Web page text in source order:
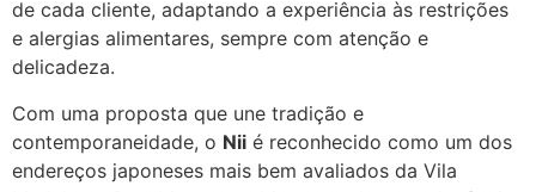
de cada cliente, adaptando a experiência às restrições
e alergias alimentares, sempre com atenção e
delicadeza.
Com uma proposta que une tradição e
contemporaneidade, o Nii é reconhecido como um dos
endereços japoneses mais bem avaliados da Vila